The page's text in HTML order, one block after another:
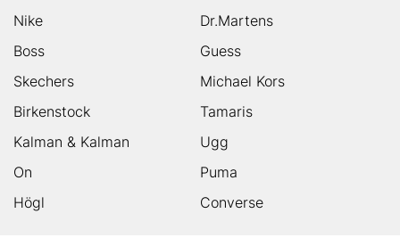
Nike
Dr.Martens
Boss
Guess
Skechers
Michael Kors
Birkenstock
Tamaris
Kalman & Kalman
Ugg
On
Puma
Högl
Converse